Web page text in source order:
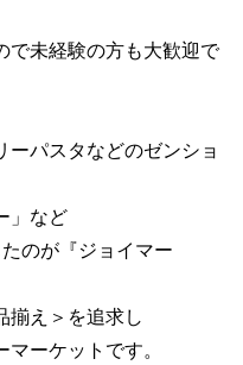
で未経験の方も大歓迎で
パスタなどのゼンショ
」など
のが『ジョイマー
揃え＞を追求し
ーケットです。